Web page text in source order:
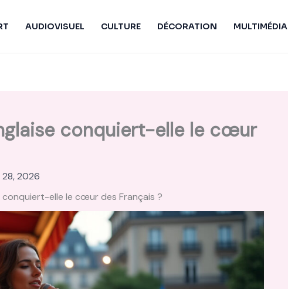
AUDIOVISUEL CULTURE DÉCORATION MULTIMÉDIA
conquiert-elle le cœur
28, 2026
elle le cœur des Français ?